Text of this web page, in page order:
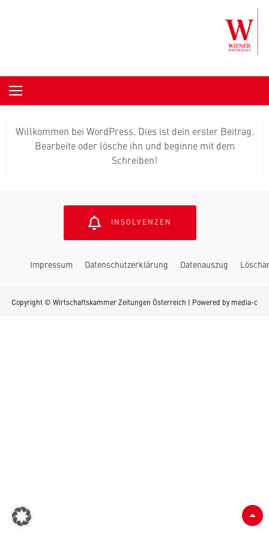
Willkommen bei WordPress. Dies ist dein erster Beitrag.
Bearbeite oder lösche ihn und beginne mit dem
Schreiben!
INSOLVENZEN
Impressum Datenschutzerklärung Datenauszug
Copyright © Wirtschaftskammer Zeitungen Österreich | Powered by media-c